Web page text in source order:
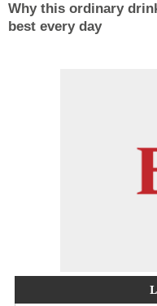
Why this ordinary
best every day